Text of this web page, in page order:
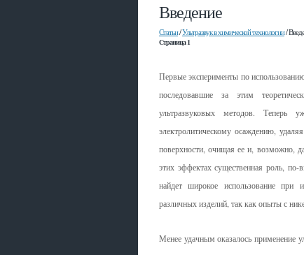
Введение
Статьи/Ультразвук в химической технологии/
Страница 1
Первые эксперименты по
последовавшие за этим
ультразвуковых методов. Теперь
электролитическому осаждению,
поверхности, очищая ее и, возможно,
этих эффектах существенная роль,
найдет широкое использование при
различных изделий, так как опыты с
Менее удачным оказалось применение